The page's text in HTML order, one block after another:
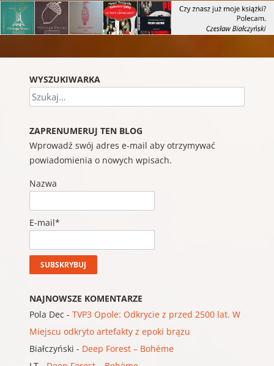
WYSZUKIWARKA
Szukaj
ZAPRENUMERUJ TEN BLOG
Wprowadź swój adres e-mail aby otrzymywać
powiadomienia o nowych wpisach.
Nazwa
E-mail*
NAJNOWSZE KOMENTARZE
Pola Dec - TVP3 Opole: Odkrycie z przed 2500 lat. W
Miejscu odkryto artefakty z epoki brązu
Białczyński - Deep Forest – Bohème